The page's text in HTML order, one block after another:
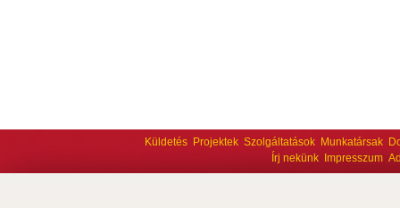
Küldetés Projektek Szolgáltatások Munkatársak
Írj nekünk
Impresszum